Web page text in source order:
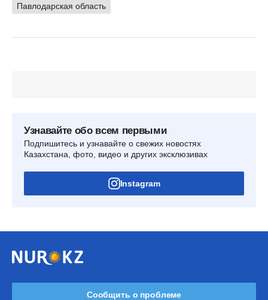
Павлодарская область
Узнавайте обо всем первыми
Подпишитесь и узнавайте о свежих новостях
Казахстана, фото, видео и других эксклюзивах
Instagram
Сообщить о проблеме